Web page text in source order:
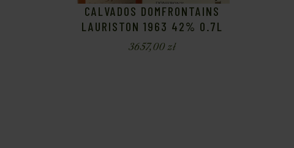
CALVADOS DOMFRONTAINS
LAURISTON 1963 42% 0.7L
3657,00zł